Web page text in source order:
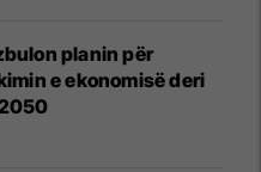
planin për
e ekonomisë deri